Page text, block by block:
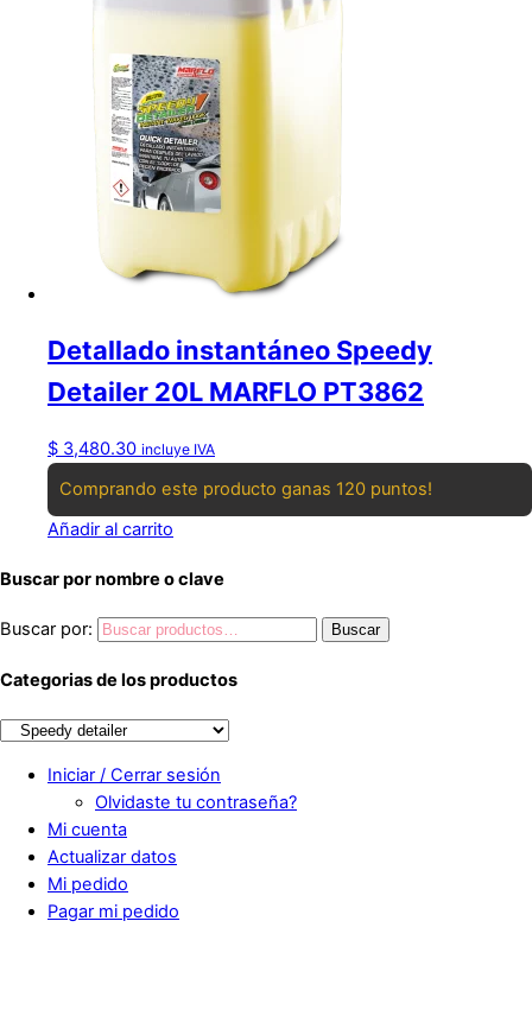
Detallado instantáneo Speedy
Detailer 20L MARFLO PT3862
$ 3,480.30 incluye IVA
Comprando este producto ganas 120 puntos!
Añadir al carrito
Buscar por nombre o clave
Buscar por: Buscar
Categorias de los productos
Iniciar / Cerrar sesión
Olvidaste tu contraseña?
Mi cuenta
Actualizar datos
Mi pedido
Pagar mi pedido